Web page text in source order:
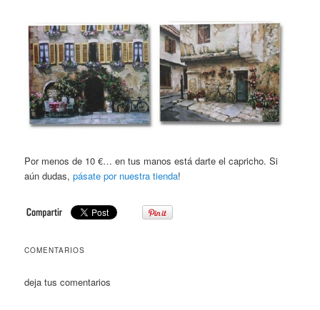
Por menos de 10 €… en tus manos está darte el capricho. Si
aún dudas,pásate por nuestra tienda!
COMENTARIOS
deja tus comentarios